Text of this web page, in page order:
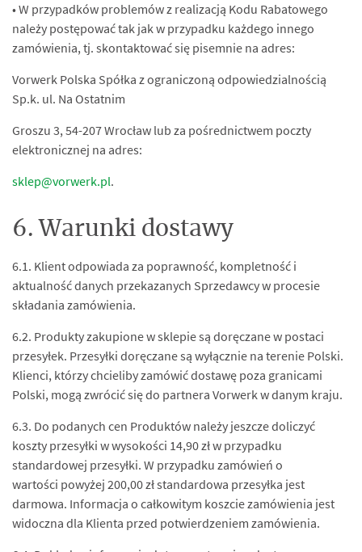
• W przypadków problemów z realizacją Kodu Rabatowego
należy postępować tak jak w przypadku każdego innego
zamówienia, tj. skontaktować się pisemnie na adres:
Vorwerk Polska Spółka z ograniczoną odpowiedzialnością
Sp.k. ul. Na Ostatnim
Groszu 3, 54-207 Wrocław lub za pośrednictwem poczty
elektronicznej na adres:
sklep@vorwerk.pl.
6. Warunki dostawy
6.1. Klient odpowiada za poprawność, kompletność i
aktualność danych przekazanych Sprzedawcy w procesie
składania zamówienia.
6.2. Produkty zakupione w sklepie są doręczane w postaci
przesyłek. Przesyłki doręczane są wyłącznie na terenie Polski.
Klienci, którzy chcieliby zamówić dostawę poza granicami
Polski, mogą zwrócić się do partnera Vorwerk w danym kraju.
6.3. Do podanych cen Produktów należy jeszcze doliczyć
koszty przesyłki w wysokości 14,90 zł w przypadku
standardowej przesyłki. W przypadku zamówień o
wartości powyżej 200,00 zł standardowa przesyłka jest
darmowa. Informacja o całkowitym koszcie zamówienia jest
widoczna dla Klienta przed potwierdzeniem zamówienia.